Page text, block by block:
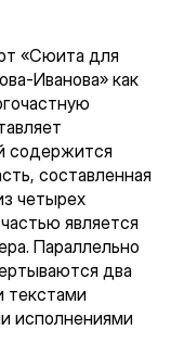
«Сюита для
Иванова» как
содержится
составленная
четырех
является
Параллельно
два
текстами
исполнениями